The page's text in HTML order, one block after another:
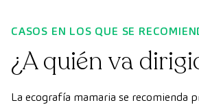
CASOS EN LOS QUE SE
¿A quién va
La ecografía mamaria se recomienda